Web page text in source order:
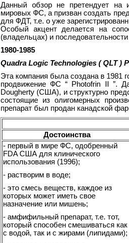
Данный обзор не претендует на
мировых ФС, а призван создать
для ФДТ, т.е. о уже
Особый акцент делается на
(владельцах) и
1980-1985
Quadra Logic Technologies ( QLT )
Эта компания была создана в 1981
продвижение ФС “ Photofrin II ”.
Dougherty (США), и структурно
состоящие из олигомерных
препарат был продан канадской
Достоинства
- первый в мире ФС, одобренный
FDA США для клинического
использования (1996);
- растворим в воде;
- это смесь веществ, каждое из
которых может иметь свое
назначение или мишень;
- амфифильный препарат, т.е. тот,
который способен смешиваться как
с водой, так и с жирами (липидами);